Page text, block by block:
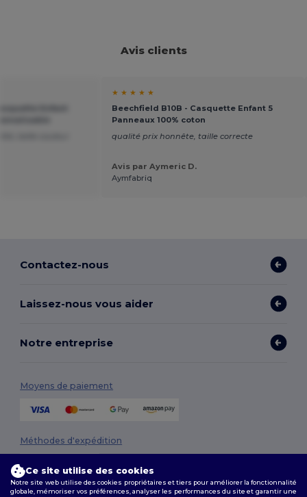
Avis clients
★ ★ ★ ★ ★
Beechfield B10B - Casquette Enfant 5
Panneaux 100% coton
qualité prix honnête, taille correcte
Avis par Aymeric D.
Aymfabriq
Contactez-nous
Laissez-nous vous aider
Notre entreprise
Moyens de paiement
Méthodes d'expédition
Ce site utilise des cookies
Notre site web utilise des cookies propriétaires et tiers pour améliorer la fonctionnalité
globale, mémoriser vos préférences, analyser les performances du site et garantir une